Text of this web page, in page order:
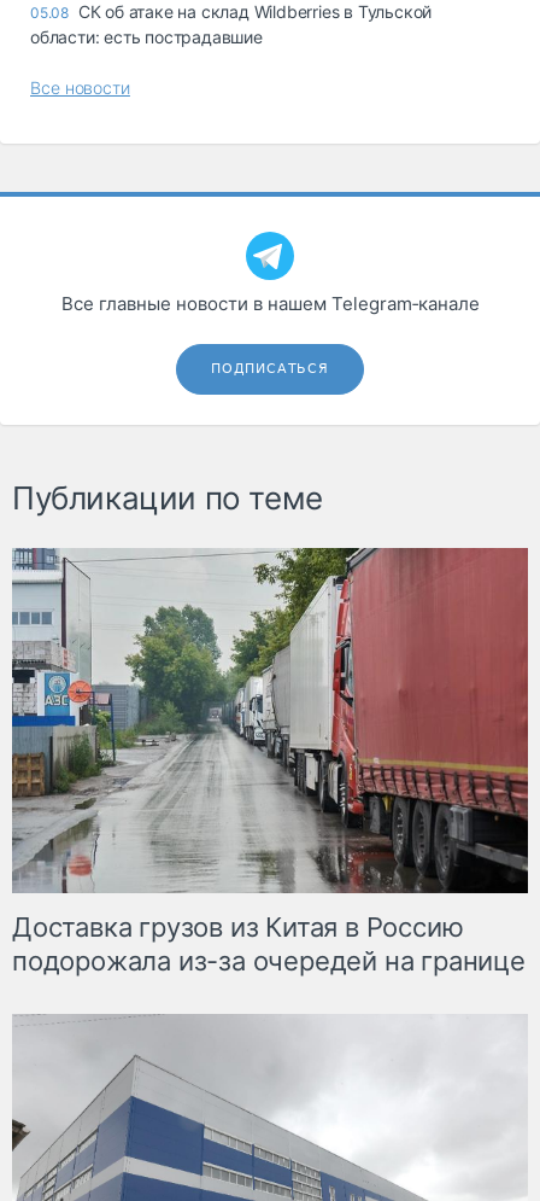
05.08 СК об атаке на склад Wildberries в Тульской
области: есть пострадавшие
Все новости
Все главные новости в нашем Telegram‑канале
ПОДПИСАТЬСЯ
Публикации по теме
Доставка грузов из Китая в Россию
подорожала из-за очередей на границе